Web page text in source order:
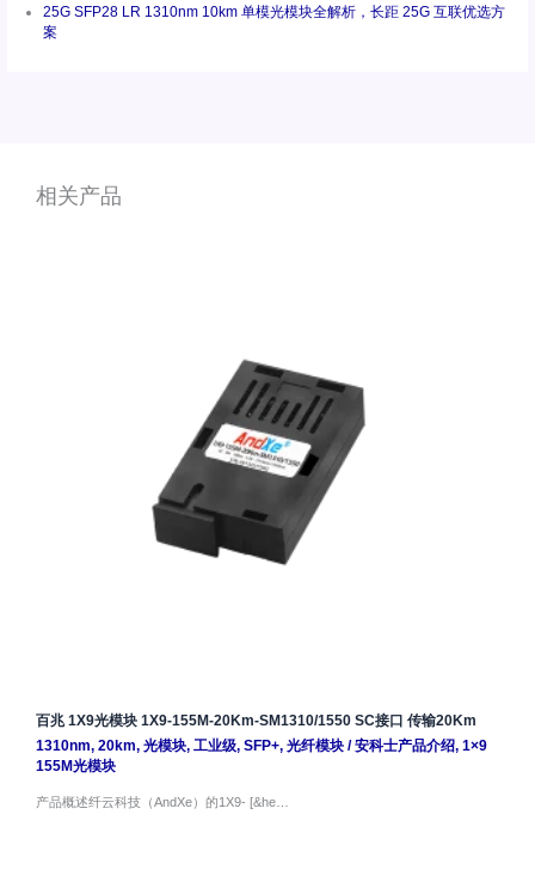
25G SFP28 LR 1310nm 10km 单模光模块全解析，长距 25G 互联优选方
案
相关产品
百兆 1X9光模块 1X9-155M-20Km-SM1310/1550 SC接口 传输20Km
1310nm, 20km, 光模块, 工业级, SFP+, 光纤模块/安科士产品介绍, 1×9
155M光模块
产品概述纤云科技（AndXe）的1X9- [&he…